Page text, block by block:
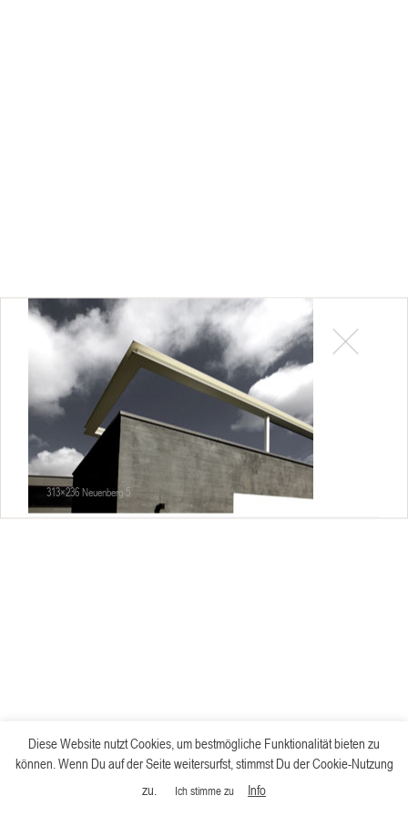
313×236 Neuenberg 5
Diese Website nutzt Cookies, um bestmögliche Funktionalität bieten zu
können. Wenn Du auf der Seite weitersurfst, stimmst Du der Cookie-Nutzung
zu.
Ich stimme zu Info